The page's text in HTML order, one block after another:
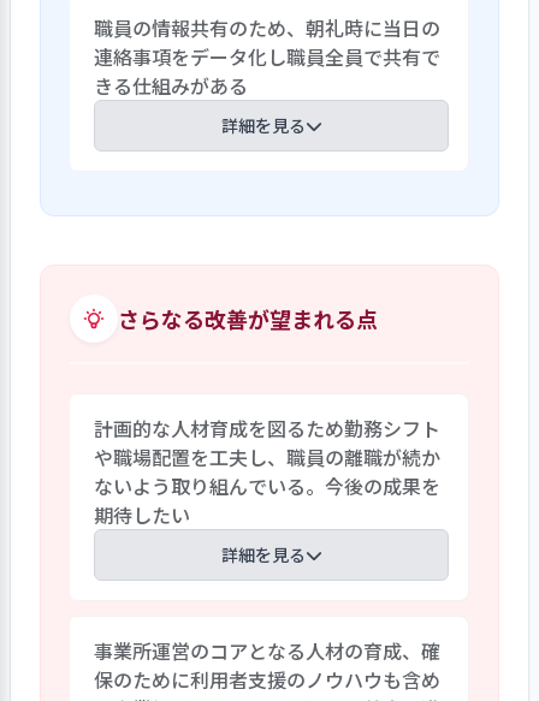
がら選択し直してもらう。日々の作業にお
いても細分化した作業工程からできる限り
利用者自身に選択してもらえるように支援
している。また、個々の利用者が十分に
力を発揮することができるよう、パーテ
ーションや治具を使用したり、得意な作業
の運営は、丸３年が経過している。新型
コロナウイルス感染症流行の影響を受け
運営は厳しい状況であったが、市内の広
報誌や高校からの取材を受け、少しづつで
はあるが認知度を高め着実に固定客を増
ークサービス（SNS）を活用して広く広
くの方々の集いの場所となっている。ま
利用者からの意見も取り入れて新商品を
職員の情報共有のため、朝礼時に当日の
連絡事項をデータ化し職員全員で共有で
きる仕組みがある
詳細を見る
し、それを活用している。これにより情
員間で共有できるようにしている。日々
格差が生じないようにしている。特に利
用者に関する日々の動きやエピソードな
どは個別記録にきちんと記録し、全職員
が閲覧できるようにすることで常に共有
できるようにしている。
さらなる改善が望まれる点
計画的な人材育成を図るため勤務シフト
や職場配置を工夫し、職員の離職が続か
ないよう取り組んでいる。今後の成果を
期待したい
詳細を見る
ェ運営作業は、いずれも職員の熱意に頼
る面が大きい。生産活動と利用者支援の
事業所運営のコアとなる人材の育成、確
保のために利用者支援のノウハウも含め